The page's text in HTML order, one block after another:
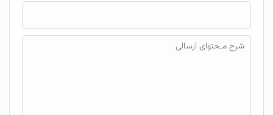
فایل محتوای ارسالی